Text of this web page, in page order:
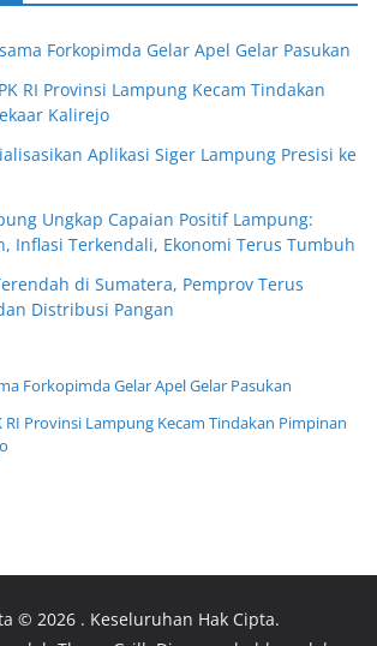
Forkopimda Gelar Apel Gelar Pasukan
RI Provinsi Lampung Kecam Tindakan
Kalirejo
Aplikasi Siger Lampung Presisi ke
Ungkap Capaian Positif Lampung:
Inflasi Terkendali, Ekonomi Terus Tumbuh
di Sumatera, Pemprov Terus
Distribusi Pangan
Forkopimda Gelar Apel Gelar Pasukan
RI Provinsi Lampung Kecam Tindakan Pimpinan
© 2026 . Keseluruhan Hak Cipta.